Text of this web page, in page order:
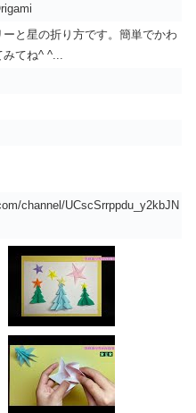
と星の折り方です。簡単でかわ
てね^ ^...
channel/UCscSrrppdu_y2kbJN